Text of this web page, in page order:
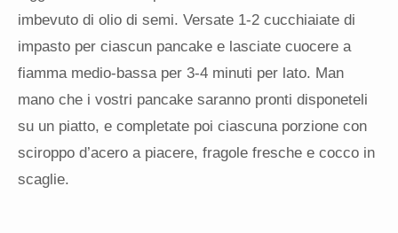
imbevuto di olio di semi. Versate 1-2 cucchiaiate di
impasto per ciascun pancake e lasciate cuocere a
fiamma medio-bassa per 3-4 minuti per lato. Man
mano che i vostri pancake saranno pronti disponeteli
su un piatto, e completate poi ciascuna porzione con
sciroppo d’acero a piacere, fragole fresche e cocco in
scaglie.